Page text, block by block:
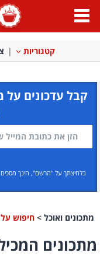
פתח
תפריט
קטגוריות
קבל עדכונים על
בלחיצתך על "הרשם", הינך
מתכונים ואוכל > חיפוש
מתכונים